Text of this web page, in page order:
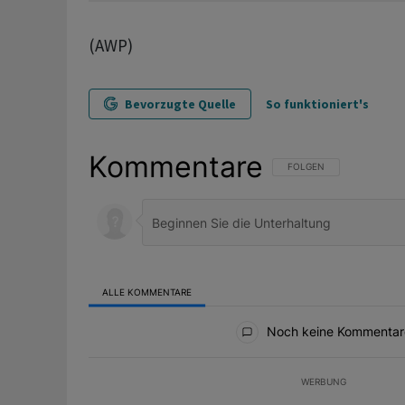
(AWP)
Bevorzugte Quelle So funktioniert's
Kommentare FOLGE DIESER
FOLGEN
ALLE KOMMENTARE
Noch keine
WERBUNG